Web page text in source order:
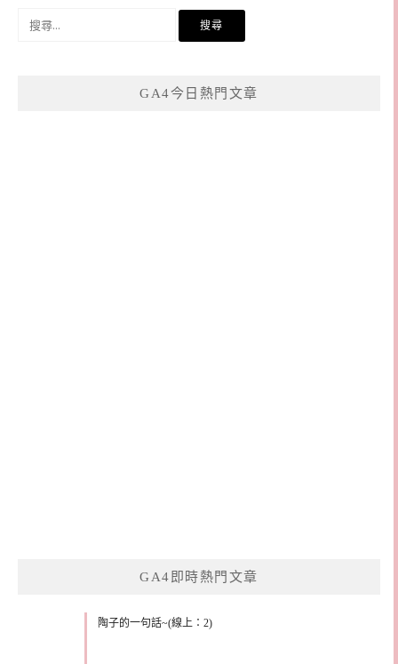
GA4今日熱門文章
GA4即時熱門文章
陶子的一句話~(線上：2)